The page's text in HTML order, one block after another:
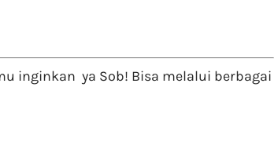
inginkan ya Sob! Bisa melalui berbagai